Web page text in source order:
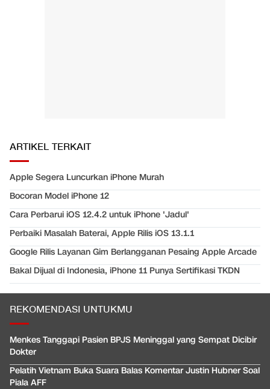
ARTIKEL TERKAIT
Apple Segera Luncurkan iPhone Murah
Bocoran Model iPhone 12
Cara Perbarui iOS 12.4.2 untuk iPhone 'Jadul'
Perbaiki Masalah Baterai, Apple Rilis iOS 13.1.1
Google Rilis Layanan Gim Berlangganan Pesaing Apple Arcade
Bakal Dijual di Indonesia, iPhone 11 Punya Sertifikasi TKDN
REKOMENDASI UNTUKMU
Menkes Tanggapi Pasien BPJS Meninggal yang Sempat Dicibir
Dokter
Pelatih Vietnam Buka Suara Balas Komentar Justin Hubner Soal
Piala AFF